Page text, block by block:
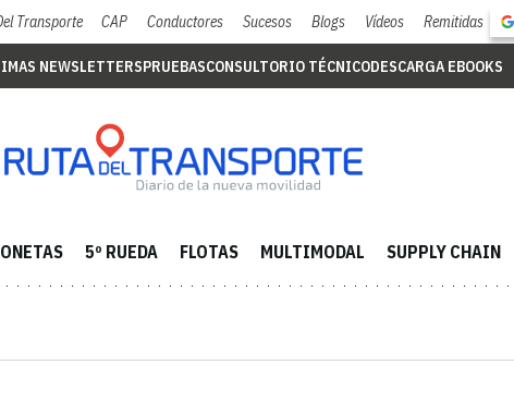
Transporte CAP Conductores Sucesos Blogs Vídeos Remitidas
NEWSLETTERSPRUEBASCONSULTORIO TÉCNICODESCARGA EBOOKS
5º RUEDA FLOTAS MULTIMODAL SUPPLY CHAIN